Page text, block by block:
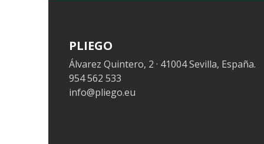
PLIEGO
Álvarez Quintero, 2 · 41004 Sevilla, España.
954 562 533
info@pliego.eu